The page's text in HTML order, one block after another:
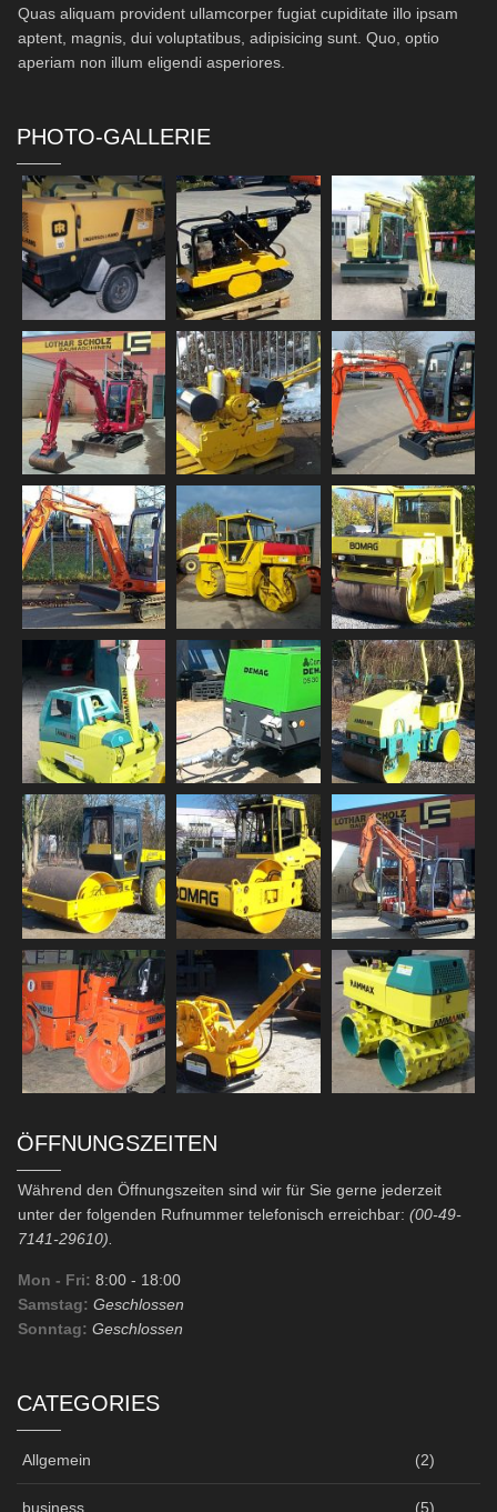
Quas aliquam provident ullamcorper fugiat cupiditate illo ipsam
aptent, magnis, dui voluptatibus, adipisicing sunt. Quo, optio
aperiam non illum eligendi asperiores.
PHOTO-GALLERIE
ÖFFNUNGSZEITEN
Während den Öffnungszeiten sind wir für Sie gerne jederzeit
unter der folgenden Rufnummer telefonisch erreichbar: (00-49-
7141-29610).
Mon - Fri: 8:00 - 18:00
Samstag: Geschlossen
Sonntag: Geschlossen
CATEGORIES
Allgemein (2)
business (5)